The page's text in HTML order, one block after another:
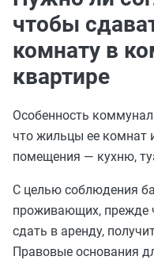
чтобы
комнату в
квартире
Особенность
что жильцы ее комнат
помещения — кухню,
С целью соблюдения
проживающих, прежде
сдать в аренду,
Правовые основания